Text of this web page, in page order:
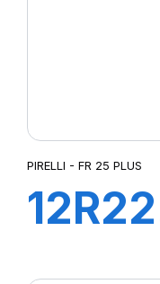
PIRELLI - FR 25 PLUS